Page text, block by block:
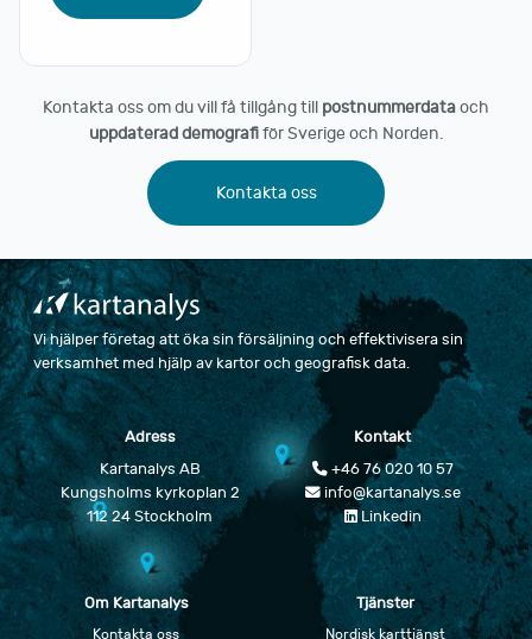
Kontakta oss om du vill få tillgång till postnummerdataoch
uppdaterad demografiför Sverige och Norden.
Kontakta oss
Vi hjälper företag att öka sin försäljning och effektivisera sin
verksamhet med hjälp av kartor och geografisk data.
Adress
Kartanalys AB
Kungsholms kyrkoplan 2
112 24 Stockholm
Kontakt
+46 76 020 10 57
info@kartanalys.se
Linkedin
Om Kartanalys
Kontakta oss
Tjänster
Nordisk karttjänst